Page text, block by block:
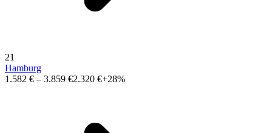
21
Hamburg
1.582 € – 3.859 €2.320 €+28%